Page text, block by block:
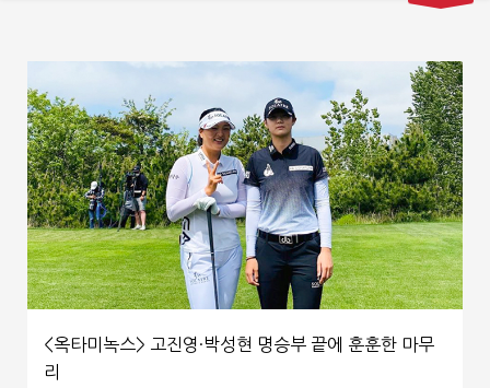
<옥타미녹스> 고진영·박성현 명승부 끝에 훈훈한 마무
리